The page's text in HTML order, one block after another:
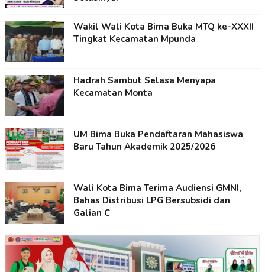
Wakil Wali Kota Bima Buka MTQ ke-XXXII
Tingkat Kecamatan Mpunda
Hadrah Sambut Selasa Menyapa
Kecamatan Monta
UM Bima Buka Pendaftaran Mahasiswa
Baru Tahun Akademik 2025/2026
Wali Kota Bima Terima Audiensi GMNI,
Bahas Distribusi LPG Bersubsidi dan
Galian C